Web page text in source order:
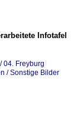
Infotafel
04. Freyburg
/ Sonstige Bilder